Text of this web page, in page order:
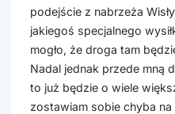
podejście z nabrzeża
jakiegoś specjalnego
mogło, że droga tam
Nadal jednak przede mną
to już będzie o wiele
zostawiam sobie chyba na